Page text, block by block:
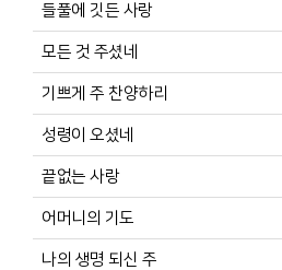
들풀에 깃든 사랑
모든 것 주셨네
기쁘게 주 찬양하리
성령이 오셨네
끝없는 사랑
어머니의 기도
나의 생명 되신 주